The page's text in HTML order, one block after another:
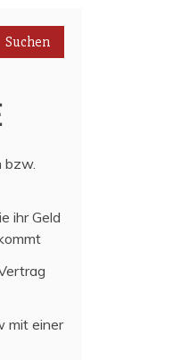
bzw.
ihr Geld
mit einer